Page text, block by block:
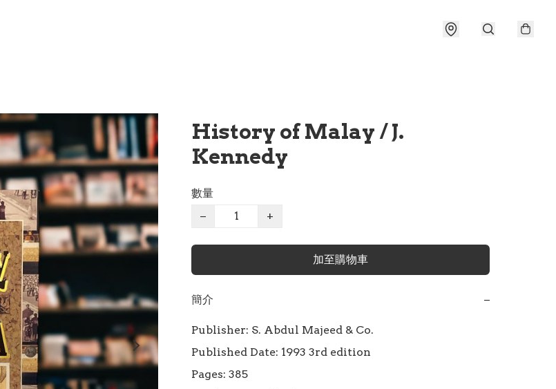
History of Malay / J.
Kennedy
數量
−
+
加至購物車
簡介 −
Publisher: S. Abdul Majeed & Co.
Published Date: 1993 3rd edition
Pages: 385